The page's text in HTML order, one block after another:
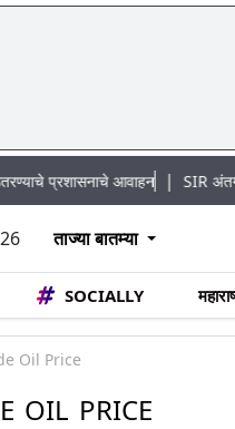
आवाहन|SIR अंतर्गत मतदार
ताज्या बातम्या
SOCIALLY
Oil Price
OIL PRICE